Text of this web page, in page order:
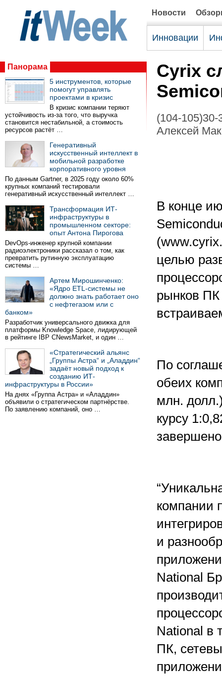
Новости
Инновации
Панорама
5 инструментов, которые
помогут управлять
проектами в кризис
В кризис компании теряют
устойчивость из-за того, что выручка
становится нестабильной, а стоимость
ресурсов растёт …
Генеративный
искусственный интеллект в
мобильной разработке
корпоративного уровня
По данным Gartner, в 2025 году около 60%
крупных компаний тестировали
генеративный искусственный интеллект …
Трансформация ИТ-
инфраструктуры в
промышленном секторе:
опыт Антона Пирогова
DevOps-инженер крупной компании
радиоэлектроники рассказал о том, как
превратить рутинную эксплуатацию
системы …
Артем Мирошинченко:
«Ядро ETL-системы не
должно знать работает оно
с нефтегазом или с
банком»
Разработчик универсального движка для
платформы Knowledge Space, лидирующей
в рейтинге IBP CNewsMarket, и один …
«Стратегический альянс
„Группы Астра“ и „Аладдин“
задаёт новый подход к
созданию ИТ-
инфраструктуры в России»
На днях «Группа Астра» и «Аладдин»
объявили о стратегическом партнёрстве.
По заявлению компаний, оно …
Cyrix
(104-105)30-
Алексей
В конце
целью
рынков ПК
По
обеих
млн.
курсу
компании
и
National
National в
ПК,